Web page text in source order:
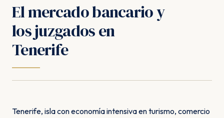
El mercado bancario y
los juzgados en
Tenerife
Tenerife, isla con economía intensiva en turismo, comercio